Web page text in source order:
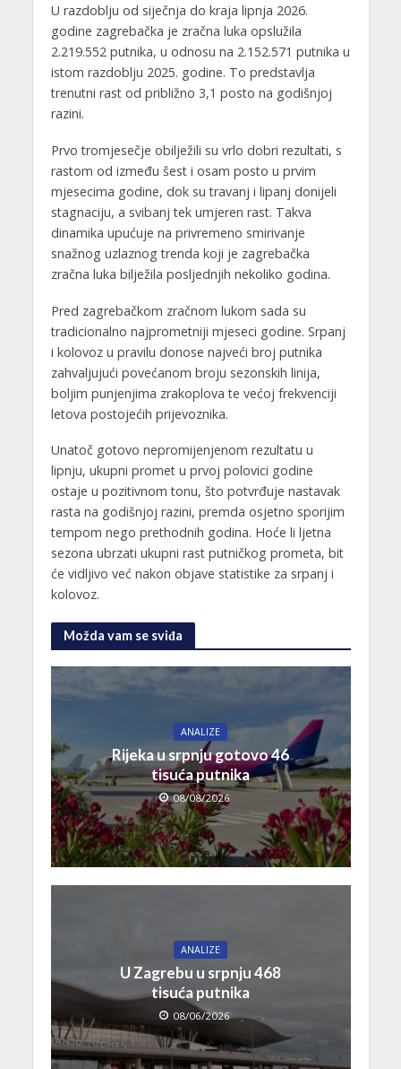
U razdoblju od siječnja do kraja lipnja 2026.
godine zagrebačka je zračna luka opslužila
2.219.552 putnika, u odnosu na 2.152.571 putnika u
istom razdoblju 2025. godine. To predstavlja
trenutni rast od približno 3,1 posto na godišnjoj
razini.
Prvo tromjesečje obilježili su vrlo dobri rezultati, s
rastom od između šest i osam posto u prvim
mjesecima godine, dok su travanj i lipanj donijeli
stagnaciju, a svibanj tek umjeren rast. Takva
dinamika upućuje na privremeno smirivanje
snažnog uzlaznog trenda koji je zagrebačka
zračna luka bilježila posljednjih nekoliko godina.
Pred zagrebačkom zračnom lukom sada su
tradicionalno najprometniji mjeseci godine. Srpanj
i kolovoz u pravilu donose najveći broj putnika
zahvaljujući povećanom broju sezonskih linija,
boljim punjenjima zrakoplova te većoj frekvenciji
letova postojećih prijevoznika.
Unatoč gotovo nepromijenjenom rezultatu u
lipnju, ukupni promet u prvoj polovici godine
ostaje u pozitivnom tonu, što potvrđuje nastavak
rasta na godišnjoj razini, premda osjetno sporijim
tempom nego prethodnih godina. Hoće li ljetna
sezona ubrzati ukupni rast putničkog prometa, bit
će vidljivo već nakon objave statistike za srpanj i
kolovoz.
Možda vam se sviđa
ANALIZE
Rijeka u srpnju gotovo 46
tisuća putnika
08/08/2026
ANALIZE
U Zagrebu u srpnju 468
tisuća putnika
08/06/2026